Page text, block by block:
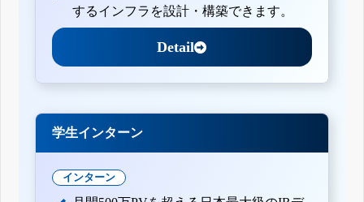
するインフラを設計・構築できます。
Detail
学生インターン
インターン